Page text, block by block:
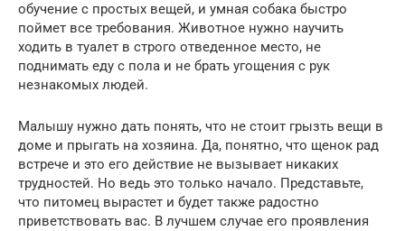
обучение с простых вещей, и умная собака быстро
поймет все требования. Животное нужно научить
ходить в туалет в строго отведенное место, не
поднимать еду с пола и не брать угощения с рук
незнакомых людей.
Малышу нужно дать понять, что не стоит грызть вещи в
доме и прыгать на хозяина. Да, понятно, что щенок рад
встрече и это его действие не вызывает никаких
трудностей. Но ведь это только начало. Представьте,
что питомец вырастет и будет также радостно
приветствовать вас. В лучшем случае его проявления